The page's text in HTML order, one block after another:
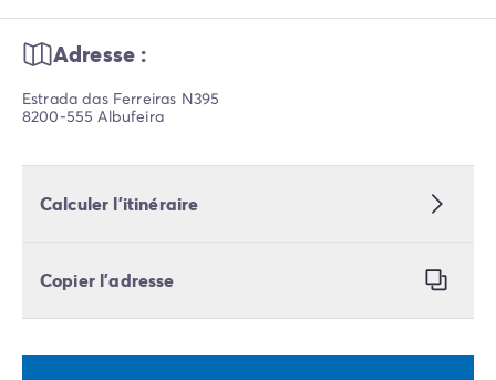
Adresse :
Estrada das Ferreiras N395
8200-555 Albufeira
Calculer l’itinéraire
Copier l’adresse